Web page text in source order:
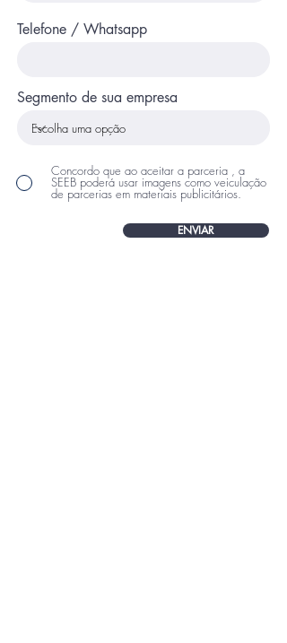
Telefone / Whatsapp
Segmento de sua empresa
Concordo que ao aceitar a parceria , a
SEEB poderá usar imagens como veiculação
de parcerias em materiais publicitários.
ENVIAR